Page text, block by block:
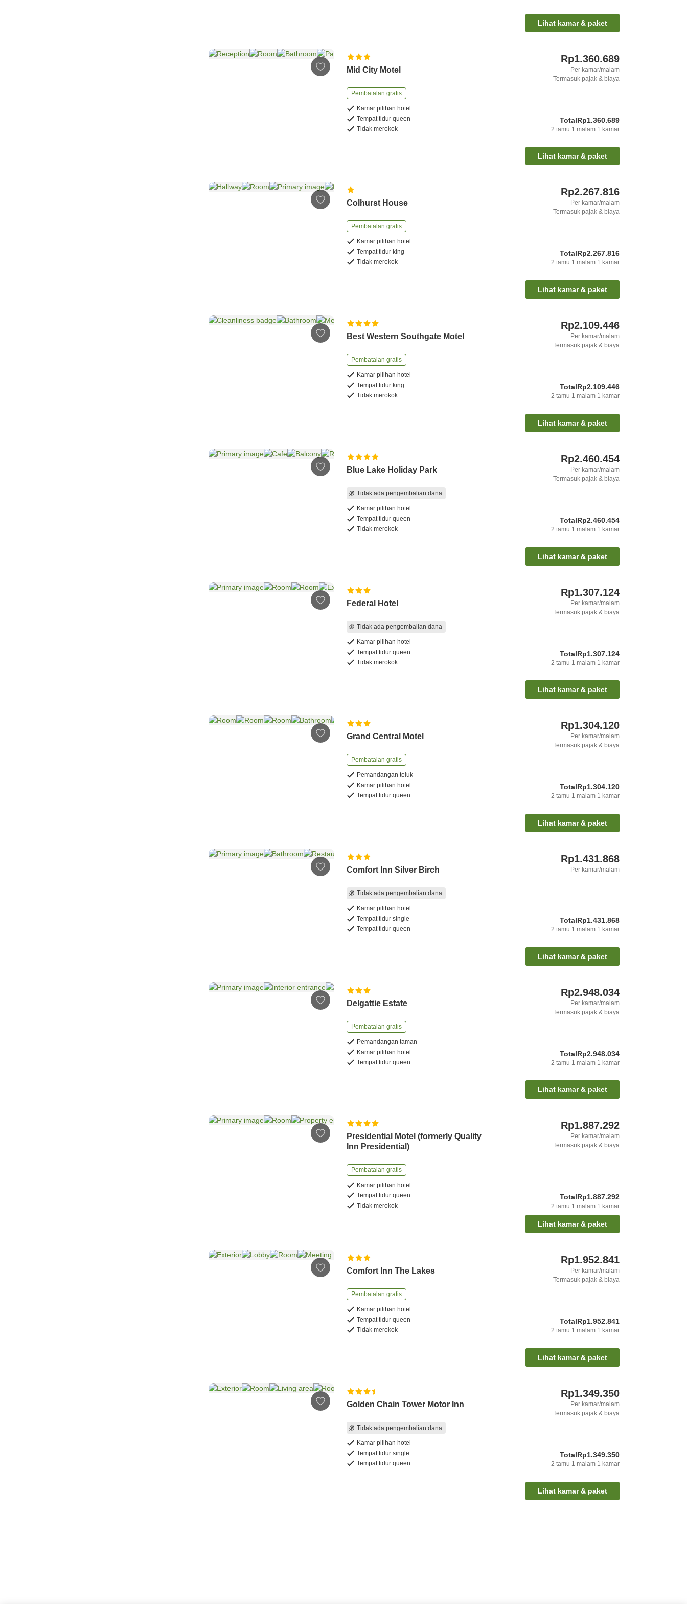
Lihat kamar & paket
Mid City Motel
Pembatalan gratis
Kamar pilihan hotel
Tempat tidur queen
Tidak merokok
Rp1.360.689
Per kamar/malam
Termasuk pajak & biaya
TotalRp1.360.689
2 tamu 1 malam 1 kamar
Lihat kamar & paket
Colhurst House
Pembatalan gratis
Kamar pilihan hotel
Tempat tidur king
Tidak merokok
Rp2.267.816
Per kamar/malam
Termasuk pajak & biaya
TotalRp2.267.816
2 tamu 1 malam 1 kamar
Lihat kamar & paket
Best Western Southgate Motel
Pembatalan gratis
Kamar pilihan hotel
Tempat tidur king
Tidak merokok
Rp2.109.446
Per kamar/malam
Termasuk pajak & biaya
TotalRp2.109.446
2 tamu 1 malam 1 kamar
Lihat kamar & paket
Blue Lake Holiday Park
Tidak ada pengembalian dana
Kamar pilihan hotel
Tempat tidur queen
Tidak merokok
Rp2.460.454
Per kamar/malam
Termasuk pajak & biaya
TotalRp2.460.454
2 tamu 1 malam 1 kamar
Lihat kamar & paket
Federal Hotel
Tidak ada pengembalian dana
Kamar pilihan hotel
Tempat tidur queen
Tidak merokok
Rp1.307.124
Per kamar/malam
Termasuk pajak & biaya
TotalRp1.307.124
2 tamu 1 malam 1 kamar
Lihat kamar & paket
Grand Central Motel
Pembatalan gratis
Pemandangan teluk
Kamar pilihan hotel
Tempat tidur queen
Rp1.304.120
Per kamar/malam
Termasuk pajak & biaya
TotalRp1.304.120
2 tamu 1 malam 1 kamar
Lihat kamar & paket
Comfort Inn Silver Birch
Tidak ada pengembalian dana
Kamar pilihan hotel
Tempat tidur single
Tempat tidur queen
Rp1.431.868
Per kamar/malam
TotalRp1.431.868
2 tamu 1 malam 1 kamar
Lihat kamar & paket
Delgattie Estate
Pembatalan gratis
Pemandangan taman
Kamar pilihan hotel
Tempat tidur queen
Rp2.948.034
Per kamar/malam
Termasuk pajak & biaya
TotalRp2.948.034
2 tamu 1 malam 1 kamar
Lihat kamar & paket
Presidential Motel (formerly Quality
Inn Presidential)
Pembatalan gratis
Kamar pilihan hotel
Tempat tidur queen
Tidak merokok
Rp1.887.292
Per kamar/malam
Termasuk pajak & biaya
TotalRp1.887.292
2 tamu 1 malam 1 kamar
Lihat kamar & paket
Comfort Inn The Lakes
Pembatalan gratis
Kamar pilihan hotel
Tempat tidur queen
Tidak merokok
Rp1.952.841
Per kamar/malam
Termasuk pajak & biaya
TotalRp1.952.841
2 tamu 1 malam 1 kamar
Lihat kamar & paket
Golden Chain Tower Motor Inn
Tidak ada pengembalian dana
Kamar pilihan hotel
Tempat tidur single
Tempat tidur queen
Rp1.349.350
Per kamar/malam
Termasuk pajak & biaya
TotalRp1.349.350
2 tamu 1 malam 1 kamar
Lihat kamar & paket